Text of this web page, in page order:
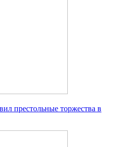
престольные торжества в